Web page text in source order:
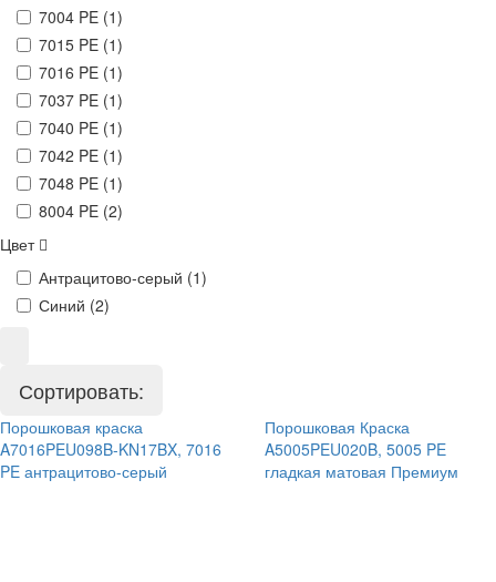
7004 PE (1)
7015 PE (1)
7016 PE (1)
7037 PE (1)
7040 PE (1)
7042 PE (1)
7048 PE (1)
8004 PE (2)
Цвет
Антрацитово-серый (1)
Синий (2)
Сортировать:
Порошковая краска
A7016PEU098B-KN17BX, 7016
PE антрацитово-серый
Порошковая Краска
A5005PEU020B, 5005 PE
гладкая матовая Премиум